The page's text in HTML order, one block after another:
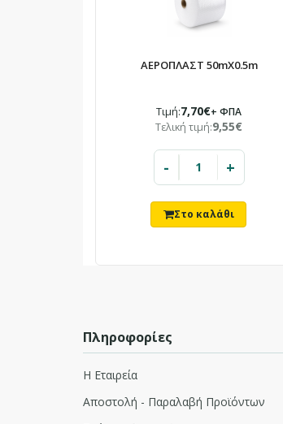
ΑΕΡΟΠΛΑΣΤ 50mX0.5m
Τιμή:7,70€+ ΦΠΑ
Τελική τιμή:9,55€
- +
Πληροφορίες
Η Εταιρεία
Αποστολή - Παραλαβή Προϊόντων